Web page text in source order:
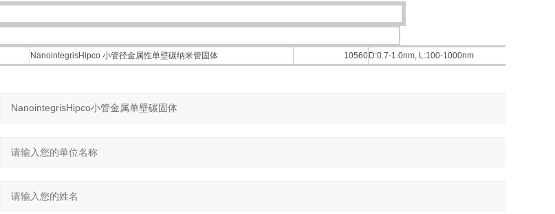
NanointegrisHipco 小管径金属性单壁碳纳米管固体 10560 D:0.7-1.0nm, L:100-1000nm